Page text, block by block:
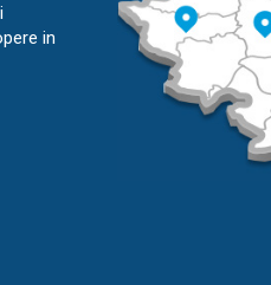
in